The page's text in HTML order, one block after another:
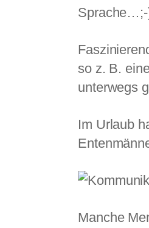
Sprache…;-
so z. B.
unterwegs
Im Urlaub
Manche